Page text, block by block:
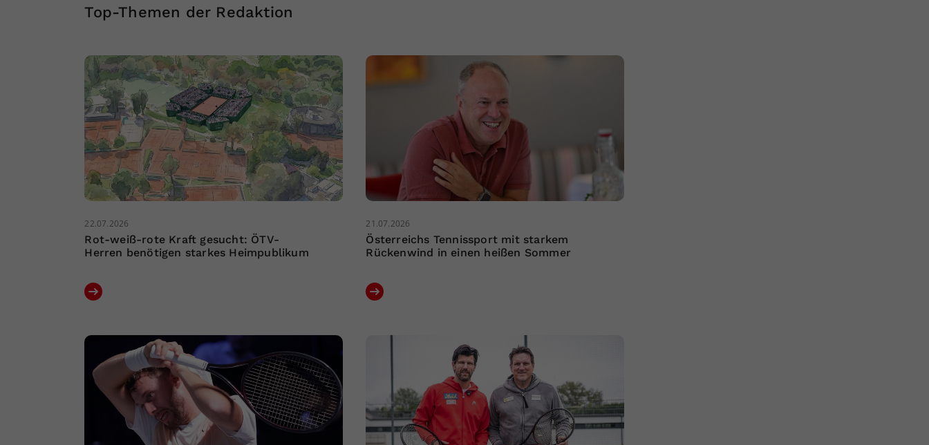
Top-Themen der Redaktion
22.07.2026
Rot-weiß-rote Kraft gesucht: ÖTV-
Herren benötigen starkes Heimpublikum
21.07.2026
Österreichs Tennissport mit starkem
Rückenwind in einen heißen Sommer